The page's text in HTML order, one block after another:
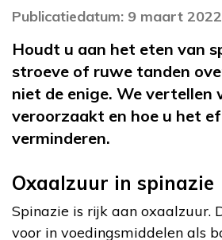
Publicatiedatum: 9 maart 2022
Houdt u aan het eten van
stroeve of ruwe tanden
niet de enige. We vertellen
veroorzaakt en hoe u het
verminderen.
Oxaalzuur in spinazie
Spinazie is rijk aan oxaalzuur.
voor in voedingsmiddelen als